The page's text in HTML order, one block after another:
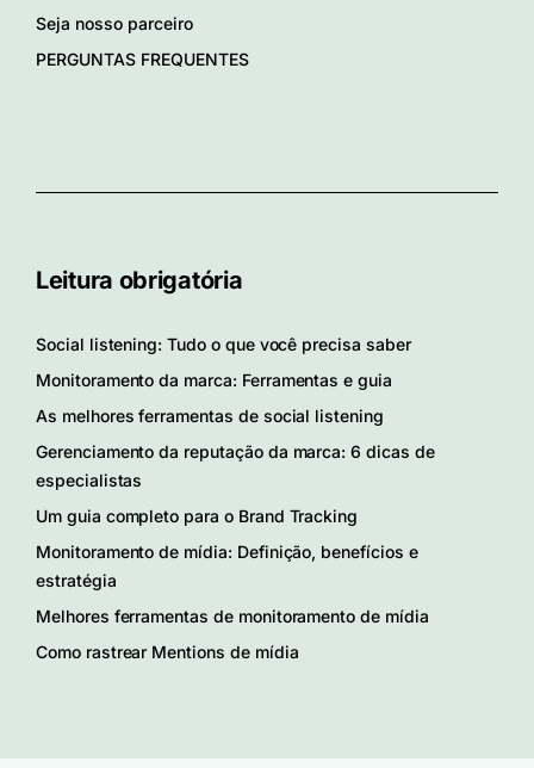
Seja nosso parceiro
PERGUNTAS FREQUENTES
Leitura obrigatória
Social listening: Tudo o que você precisa saber
Monitoramento da marca: Ferramentas e guia
As melhores ferramentas de social listening
Gerenciamento da reputação da marca: 6 dicas de
especialistas
Um guia completo para o Brand Tracking
Monitoramento de mídia: Definição, benefícios e
estratégia
Melhores ferramentas de monitoramento de mídia
Como rastrear Mentions de mídia